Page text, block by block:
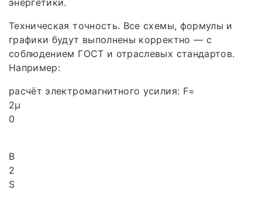
энергетики.
Техническая точность. Все схемы, формулы и
графики будут выполнены корректно — с
соблюдением ГОСТ и отраслевых стандартов.
Например:
расчёт электромагнитного усилия: F=
2μ
0
B
2
S